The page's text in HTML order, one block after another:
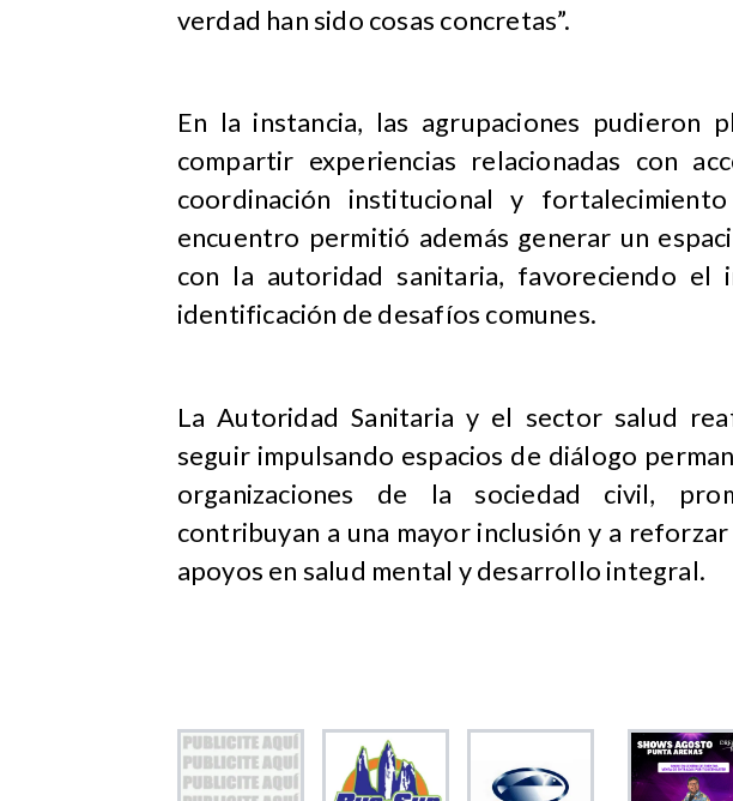
verdad han sido cosas concretas”.
En la instancia, las agrupaciones pudieron
compartir experiencias relacionadas con
coordinación institucional y
encuentro permitió además generar un
con la autoridad sanitaria, favoreciendo el
identificación de desafíos comunes.
La Autoridad Sanitaria y el sector salud
seguir impulsando espacios de diálogo
organizaciones de la sociedad civil,
contribuyan a una mayor inclusión y a
apoyos en salud mental y desarrollo integral.